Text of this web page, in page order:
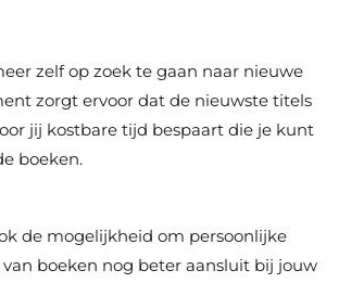
zelf op zoek te gaan naar nieuwe
zorgt ervoor dat de nieuwste titels
jij kostbare tijd bespaart die je kunt
boeken.
de mogelijkheid om persoonlijke
boeken nog beter aansluit bij jouw